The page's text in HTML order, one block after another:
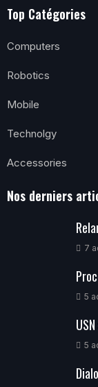
Top Catégories
Computers
Robotics
Mobile
Technolgy
Accessories
Nos derniers
7
5
5